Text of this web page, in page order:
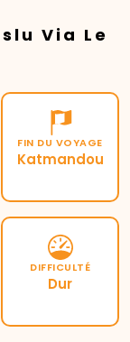
Via Le
FIN DU VOYAGE
Katmandou
DIFFICULTÉ
Dur